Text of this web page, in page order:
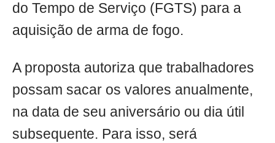
do Tempo de Serviço (FGTS) para a
aquisição de arma de fogo.
A proposta autoriza que trabalhadores
possam sacar os valores anualmente,
na data de seu aniversário ou dia útil
subsequente. Para isso, será